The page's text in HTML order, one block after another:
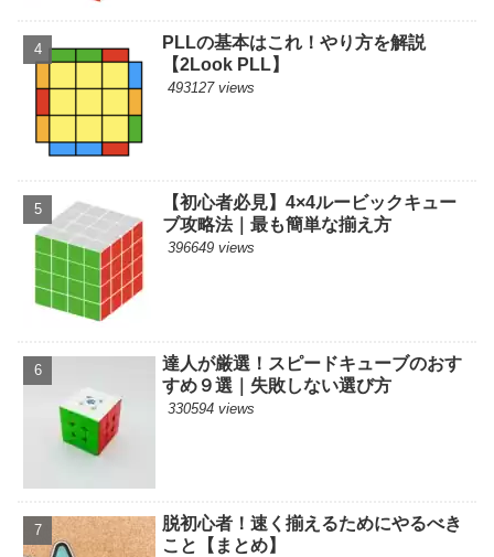
PLLの基本はこれ！やり方を解説
【2Look PLL】
493127 views
【初心者必見】4×4ルービックキュー
ブ攻略法｜最も簡単な揃え方
396649 views
達人が厳選！スピードキューブのおす
すめ９選｜失敗しない選び方
330594 views
脱初心者！速く揃えるためにやるべき
こと【まとめ】